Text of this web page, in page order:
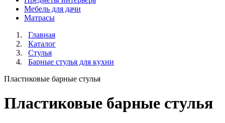
Мебель для дачи
Матраcы
Главная
Каталог
Стулья
Барные стулья для кухни
Пластиковые барные стулья
Пластиковые барные стулья